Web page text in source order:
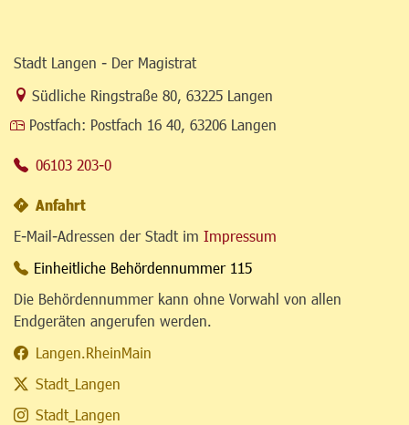
Stadt Langen - Der Magistrat
Link zur Google-Maps Navigation
Südliche Ringstraße 80, 63225 Langen
Postfach: Postfach 16 40, 63206 Langen
06103 203-0
Anfahrt
E-Mail-Adressen der Stadt im Impressum
Einheitliche Behördennummer 115
Die Behördennummer kann ohne Vorwahl von allen
Endgeräten angerufen werden.
Langen.RheinMain
Stadt_Langen
Stadt_Langen